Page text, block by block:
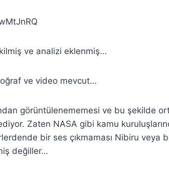
ve analizi eklenmiş…
ve video mevcut…
görüntülenememesi ve bu şekilde
Zaten NASA gibi kamu
bir ses çıkmaması Nibiru veya
değiller…